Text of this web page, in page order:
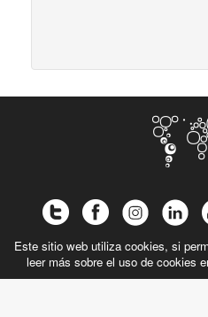
Este sitio web utiliza cookies, si
leer más sobre el uso de cookies